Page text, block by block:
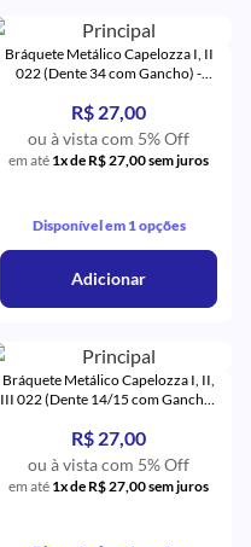
Bráquete Metálico Capelozza I, II
022 (Dente 34 com Gancho) -
R$ 27,00
ou à vista com 5% Off
em até 1x de R$ 27,00 sem juros
Disponível em 1 opções
Adicionar
Bráquete Metálico Capelozza I, II,
III 022 (Dente 14/15 com Gancho)
R$ 27,00
ou à vista com 5% Off
em até 1x de R$ 27,00 sem juros